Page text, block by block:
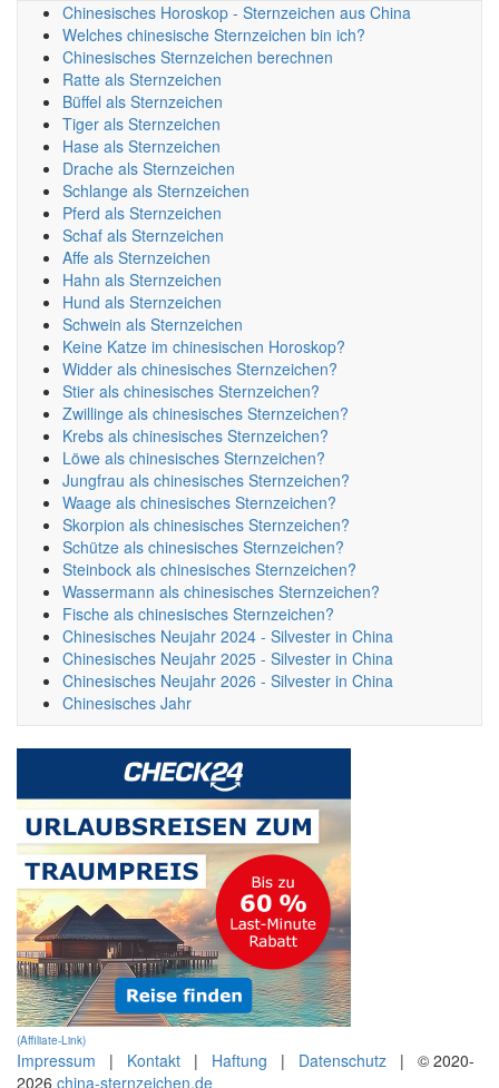
Chinesisches Horoskop - Sternzeichen aus China
Welches chinesische Sternzeichen bin ich?
Chinesisches Sternzeichen berechnen
Ratte als Sternzeichen
Büffel als Sternzeichen
Tiger als Sternzeichen
Hase als Sternzeichen
Drache als Sternzeichen
Schlange als Sternzeichen
Pferd als Sternzeichen
Schaf als Sternzeichen
Affe als Sternzeichen
Hahn als Sternzeichen
Hund als Sternzeichen
Schwein als Sternzeichen
Keine Katze im chinesischen Horoskop?
Widder als chinesisches Sternzeichen?
Stier als chinesisches Sternzeichen?
Zwillinge als chinesisches Sternzeichen?
Krebs als chinesisches Sternzeichen?
Löwe als chinesisches Sternzeichen?
Jungfrau als chinesisches Sternzeichen?
Waage als chinesisches Sternzeichen?
Skorpion als chinesisches Sternzeichen?
Schütze als chinesisches Sternzeichen?
Steinbock als chinesisches Sternzeichen?
Wassermann als chinesisches Sternzeichen?
Fische als chinesisches Sternzeichen?
Chinesisches Neujahr 2024 - Silvester in China
Chinesisches Neujahr 2025 - Silvester in China
Chinesisches Neujahr 2026 - Silvester in China
Chinesisches Jahr
(Affiliate-Link)
Impressum | Kontakt | Haftung | Datenschutz | © 2020-
2026 china-sternzeichen.de